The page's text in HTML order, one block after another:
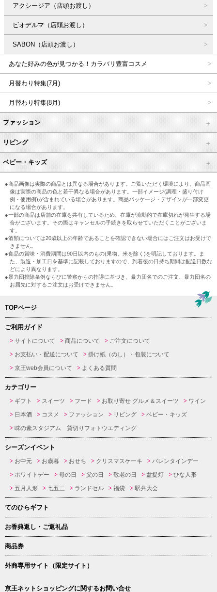
アクシージア（店頭お渡し）
ビオデルマ（店頭お渡し）
SABON（店頭お渡し）
あなた好みの色が見つかる！カラバリ豊富コスメ
月替わり特集(7月)
月替わり特集(8月)
ファッション
リビング
ベビー・キッズ
●商品画像は実際の商品とは異なる場合があります。ご覧いただく環境により、商品画
像は実際の商品の色と若干異なる場合があります。一部イメージ(調理・盛り付け
例・使用例)が含まれている場合があります。商品パッケージ・デザインが一部変更
になる場合があります。
●一部の商品は店舗の在庫を共有しているため、在庫が流動的で在庫切れが発生する場
合がございます。その際はキャンセルの手続きを取らせていただくことがございま
す。
●酒類については20歳以上の年齢であることを確認できない場合にはご注文はお受けで
きません。
●食品の賞味・消費期間は90日以内のもの(果物、米を除く)を明記しております。ま
た、製造・加工日を基準に記載しておりますので、到着後の日持ち期間は配送日数な
どにより異なります。
●暴力団排除条例ならびに警察からの指導に基づき、暴力団名でのご注文、暴力団名の
お届先に対するご注文はお受けできません。
TOPページ
ご利用ガイド
サイトについて 商品について
ご注文について
お支払い・配送について
掛け紙（のし）・包装について
京王web会員について
よくある質問
カテゴリー
ギフト スイーツ フード お取り寄せ グルメ＆スイーツ
ワイン
日本酒
コスメ ファッション リビング
ベビー・キッズ
味の素スタジアム 貸切りフォトウエディング
シーズンイベント
お中元 お歳暮 おせち クリスマスケーキ
バレンタインデー
ホワイトデー
母の日 父の日 敬老の日 盆提灯
ひな人形
五月人形
七五三 ランドセル 福袋 駅弁大会
てのひらギフト
お香典返し・ご返礼品
商品券
外商専用サイト（限定サイト）
京王ネットショッピングに関するお問い合せ